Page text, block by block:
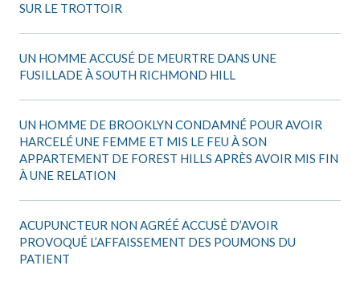
SUR LE TROTTOIR
UN HOMME ACCUSÉ DE MEURTRE DANS UNE
FUSILLADE À SOUTH RICHMOND HILL
UN HOMME DE BROOKLYN CONDAMNÉ POUR AVOIR
HARCELÉ UNE FEMME ET MIS LE FEU À SON
APPARTEMENT DE FOREST HILLS APRÈS AVOIR MIS FIN
À UNE RELATION
ACUPUNCTEUR NON AGRÉÉ ACCUSÉ D’AVOIR
PROVOQUÉ L’AFFAISSEMENT DES POUMONS DU
PATIENT